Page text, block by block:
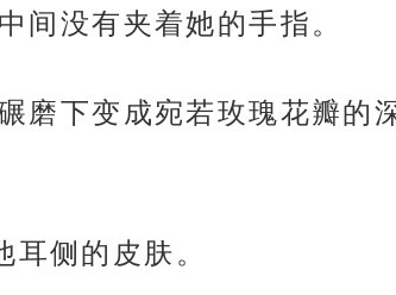
间没有夹着她的手指。
磨下变成宛若玫瑰花瓣的
侧的皮肤。